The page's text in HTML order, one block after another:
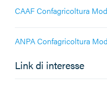
CAAF Confagricoltura
ANPA Confagricoltura
Link di interesse